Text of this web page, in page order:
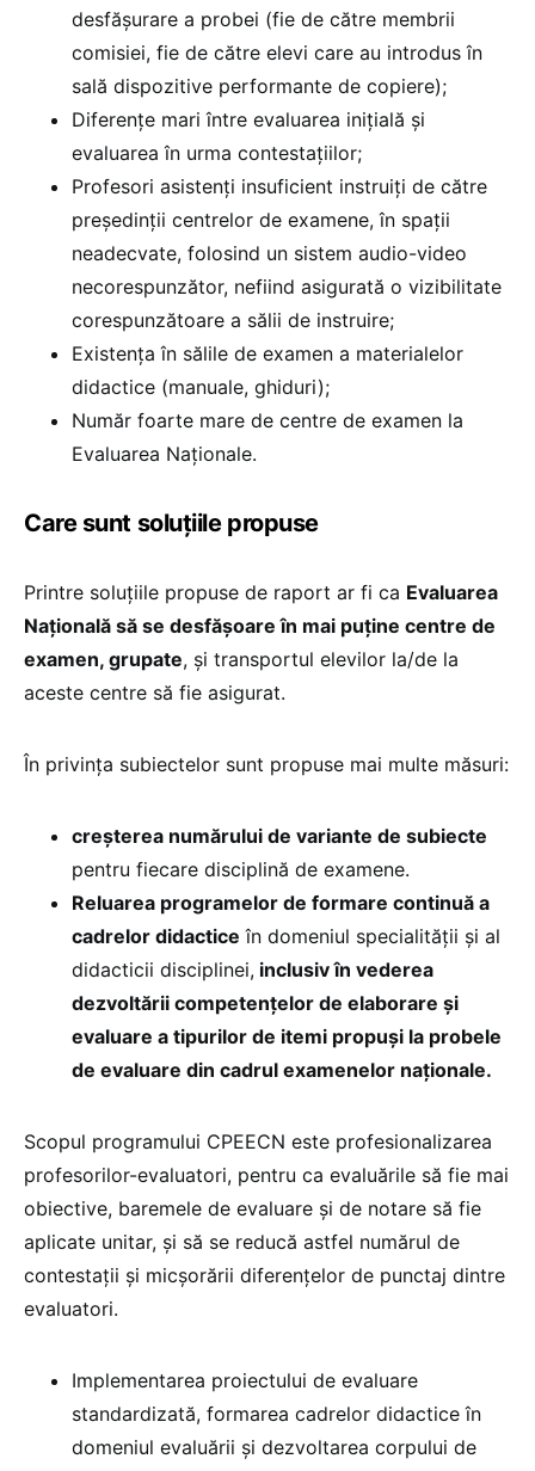
desfășurare a probei (fie de către membrii
comisiei, fie de către elevi care au introdus în
sală dispozitive performante de copiere);
Diferențe mari între evaluarea inițială și
evaluarea în urma contestațiilor;
Profesori asistenți insuficient instruiți de către
președinții centrelor de examene, în spații
neadecvate, folosind un sistem audio-video
necorespunzător, nefiind asigurată o vizibilitate
corespunzătoare a sălii de instruire;
Existența în sălile de examen a materialelor
didactice (manuale, ghiduri);
Număr foarte mare de centre de examen la
Evaluarea Naționale.
Care sunt soluțiile propuse
Printre soluțiile propuse de raport ar fi ca Evaluarea
Națională să se desfășoare în mai puține centre de
examen, grupate, și transportul elevilor la/de la
aceste centre să fie asigurat.
În privința subiectelor sunt propuse mai multe măsuri:
creșterea numărului de variante de subiecte
pentru fiecare disciplină de examene.
Reluarea programelor de formare continuă a
cadrelor didactice în domeniul specialității şi al
didacticii disciplinei, inclusiv în vederea
dezvoltării competențelor de elaborare şi
evaluare a tipurilor de itemi propuși la probele
de evaluare din cadrul examenelor naționale.
Scopul programului CPEECN este profesionalizarea
profesorilor-evaluatori, pentru ca evaluările să fie mai
obiective, baremele de evaluare și de notare să fie
aplicate unitar, și să se reducă astfel numărul de
contestații și micșorării diferențelor de punctaj dintre
evaluatori.
Implementarea proiectului de evaluare
standardizată, formarea cadrelor didactice în
domeniul evaluării și dezvoltarea corpului de